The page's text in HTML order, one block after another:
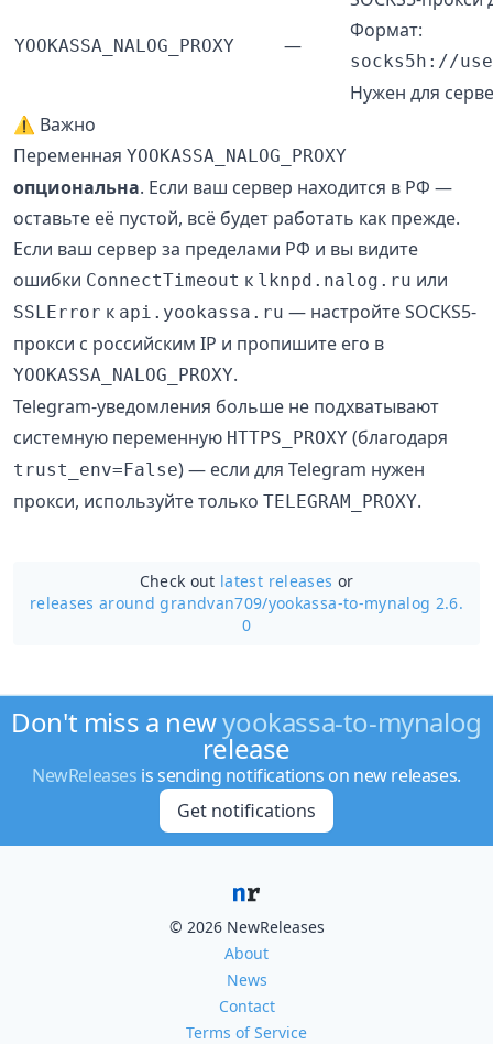
YOOKASSA_NALOG_PROXY —
Формат:
socks5h://
Нужен для
⚠️ Важно
Переменная YOOKASSA_NALOG_PROXY
опциональна. Если ваш сервер находится в РФ —
оставьте её пустой, всё будет работать как прежде.
Если ваш сервер за пределами РФ и вы видите
ошибки ConnectTimeout к lknpd.nalog.ru или
SSLError к api.yookassa.ru — настройте SOCKS5-
прокси с российским IP и пропишите его в
YOOKASSA_NALOG_PROXY.
Telegram-уведомления больше не подхватывают
системную переменную HTTPS_PROXY (благодаря
trust_env=False) — если для Telegram нужен
прокси, используйте только TELEGRAM_PROXY.
Check out latest releases or
releases around grandvan709/yookassa-to-mynalog 2.6.
0
Don't miss a newyookassa-to-mynalog
release
NewReleases is sending notifications on new releases.
Get notifications
© 2026 NewReleases
About
News
Contact
Terms of Service